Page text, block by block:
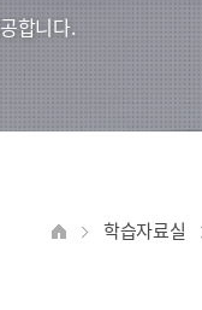
합니다.
학습자료실